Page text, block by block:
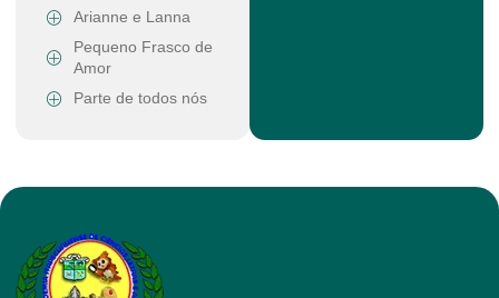
Arianne e Lanna
Pequeno Frasco de
Amor
Parte de todos nós